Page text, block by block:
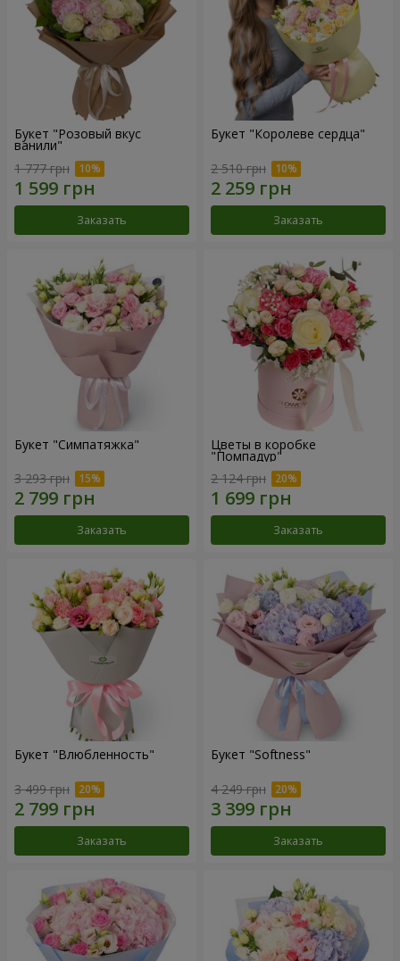
Букет "Розовый вкус
ванили"
1 777 грн
Заказать
Букет "Королеве сердца"
2 510 грн
Заказать
Букет "Симпатяжка"
3 293 грн
Заказать
Цветы в коробке
"Помпадур"
2 124 грн
Заказать
Букет "Влюбленность"
3 499 грн
Заказать
Букет "Softness"
4 249 грн
Заказать